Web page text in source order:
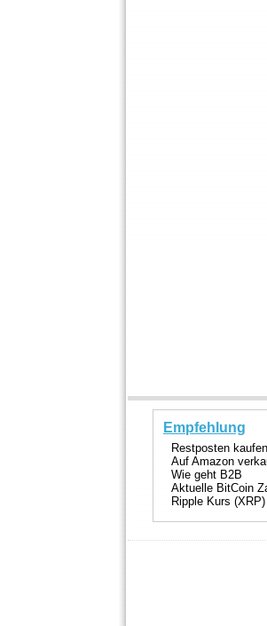
Empfehlung
Restposten kaufen
Auf Amazon
Wie geht B2B
Aktuelle BitCoin
Ripple Kurs (XRP)